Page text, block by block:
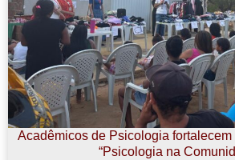
Acadêmicos de Psicologia
“Psicologia na